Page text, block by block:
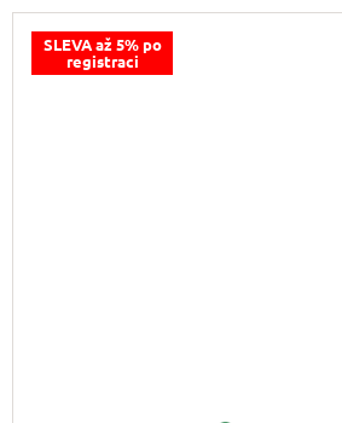
SLEVA až 5% po
registraci